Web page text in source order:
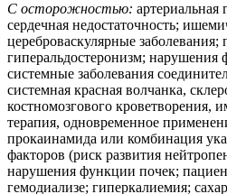
С осторожностью: артериальная
сердечная недостаточность;
цереброваскулярные
гиперальдостеронизм; нарушения
системные заболевания
системная красная волчанка,
костномозгового кроветворения,
терапия, одновременное
прокаинамида или комбинация
факторов (риск развития
нарушения функции почек;
гемодиализе; гиперкалиемия;